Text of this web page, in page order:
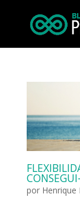
por Henrique